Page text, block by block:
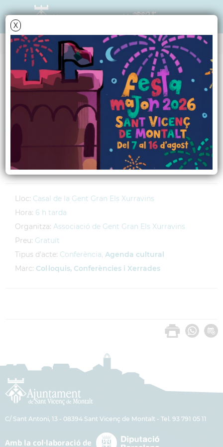
X
AGENDA
Dimecres11 març 2009
Xerrada-col·loqui:
Teràpies naturals
A càrrec de la Sra. Marta Varcàs
Lloc: Casal de la Gent Gran Els Xurravins
Hora: 6 h tarda
Organitza: Associació de Gent Gran Els Xurravins
Preu: Gratuït
Tipus d'acte: Conferència, Agenda cultural
Marc: Col·loquis, Conferències i Xerrades
C/ Sant Antoni, 13 - 08394 Sant Vicenç de Montalt - Tel. 93 791 05 11